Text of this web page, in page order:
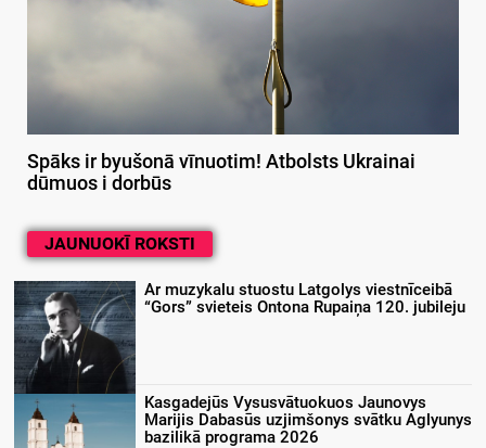
Spāks ir byušonā vīnuotim! Atbolsts Ukrainai
dūmuos i dorbūs
JAUNUOKĪ ROKSTI
Ar muzykalu stuostu Latgolys viestnīceibā
“Gors” svieteis Ontona Rupaiņa 120. jubileju
Kasgadejūs Vysusvātuokuos Jaunovys
Marijis Dabasūs uzjimšonys svātku Aglyunys
bazilikā programa 2026